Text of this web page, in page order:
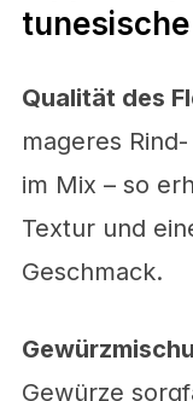
Qualität des
mageres
im Mix – so
Textur und
Geschmack.
Gewürze